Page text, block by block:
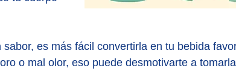
es más fácil convertirla en tu bebida
o mal olor, eso puede desmotivarte a